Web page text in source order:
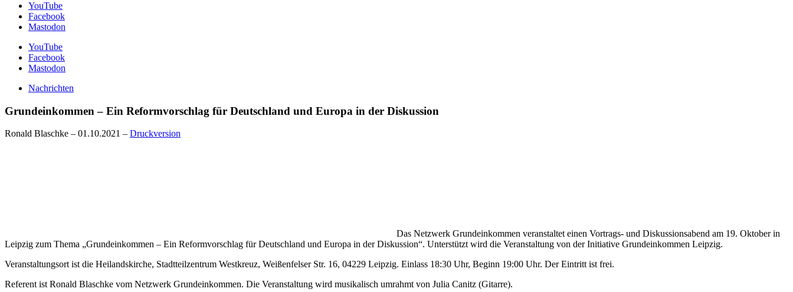
YouTube
Facebook
Mastodon
YouTube
Facebook
Mastodon
Nachrichten
Grundeinkommen – Ein Reformvorschlag für Deutschland und Europa in der Diskussion
Ronald Blaschke – 01.10.2021 – Druckversion
Das Netzwerk Grundeinkommen veranstaltet einen Vortrags- und Diskussionsabend am 19. Oktober in
Leipzig zum Thema „Grundeinkommen – Ein Reformvorschlag für Deutschland und Europa in der Diskussion“. Unterstützt wird die Veranstaltung von der Initiative Grundeinkommen Leipzig.
Veranstaltungsort ist die Heilandskirche, Stadtteilzentrum Westkreuz, Weißenfelser Str. 16, 04229 Leipzig. Einlass 18:30 Uhr, Beginn 19:00 Uhr. Der Eintritt ist frei.
Referent ist Ronald Blaschke vom Netzwerk Grundeinkommen. Die Veranstaltung wird musikalisch umrahmt von Julia Canitz (Gitarre).